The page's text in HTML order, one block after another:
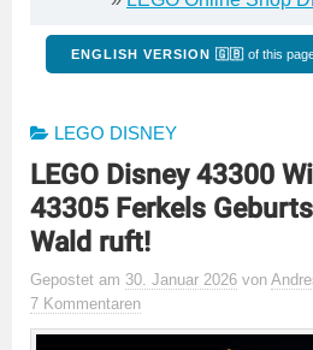
ENGLISH VERSION 🇬🇧 of this
LEGO DISNEY
LEGO Disney 43300
43305 Ferkels
Wald ruft!
Gepostet am 30. Januar 2026 von
7 Kommentaren